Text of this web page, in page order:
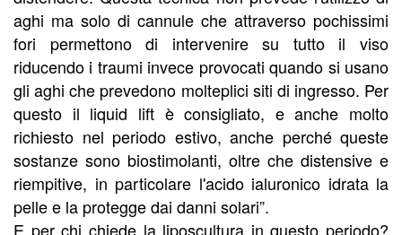
aghi ma solo di cannule che attraverso pochissimi
fori permettono di intervenire su tutto il viso
riducendo i traumi invece provocati quando si usano
gli aghi che prevedono molteplici siti di ingresso. Per
questo il liquid lift è consigliato, e anche molto
richiesto nel periodo estivo, anche perché queste
sostanze sono biostimolanti, oltre che distensive e
riempitive, in particolare l'acido ialuronico idrata la
pelle e la protegge dai danni solari”.
E per chi chiede la liposcultura in questo periodo?